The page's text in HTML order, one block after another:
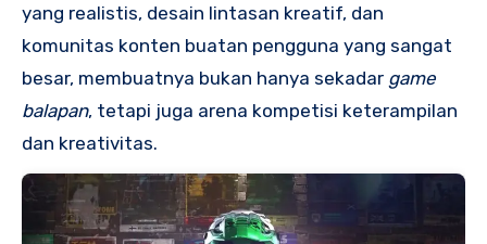
yang realistis, desain lintasan kreatif, dan
komunitas konten buatan pengguna yang sangat
besar, membuatnya bukan hanya sekadar game
balapan, tetapi juga arena kompetisi keterampilan
dan kreativitas.